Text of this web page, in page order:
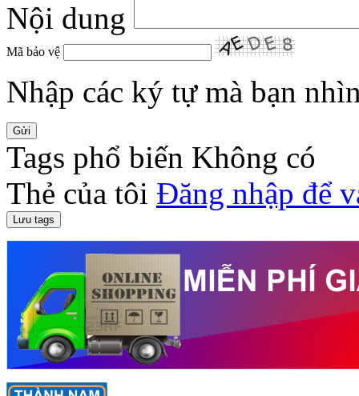
Nội dung
Mã bảo vệ
Nhập các ký tự mà bạn
Tags phổ biến Không có
Thẻ của tôi Đăng nhập để